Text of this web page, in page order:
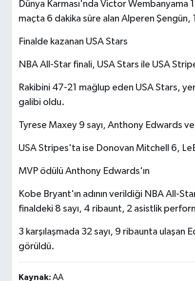
Dünya Karması'nda Victor Wembanyama
maçta 6 dakika süre alan Alperen Şengün,
Finalde kazanan USA Stars
NBA All-Star finali, USA Stars ile USA
Rakibini 47-21 mağlup eden USA Stars,
galibi oldu.
Tyrese Maxey 9 sayı, Anthony Edwards
USA Stripes'ta ise Donovan Mitchell 6,
MVP ödülü Anthony Edwards'ın
Kobe Bryant'ın adının verildiği NBA All-
finaldeki 8 sayı, 4 ribaunt, 2 asistlik
3 karşılaşmada 32 sayı, 9 ribaunta ulaşan
görüldü.
Kaynak: AA